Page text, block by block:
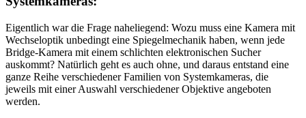
Eigentlich war die Frage naheliegend: Wozu muss eine Kamera mit
Wechseloptik unbedingt eine Spiegelmechanik haben, wenn jede
Bridge-Kamera mit einem schlichten elektronischen Sucher
auskommt? Natürlich geht es auch ohne, und daraus entstand eine
ganze Reihe verschiedener Familien von Systemkameras, die
jeweils mit einer Auswahl verschiedener Objektive angeboten
werden.